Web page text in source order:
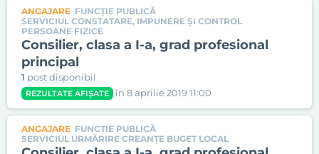
ANGAJARE FUNCȚIE PUBLICĂ
SERVICIUL CONSTATARE, IMPUNERE ŞI CONTROL
PERSOANE FIZICE
Consilier, clasa a I-a, grad profesional
principal
1 post disponibil
REZULTATE AFIȘATE în 8 aprilie 2019 11:00
ANGAJARE FUNCȚIE PUBLICĂ
SERVICIUL URMĂRIRE CREANŢE BUGET LOCAL